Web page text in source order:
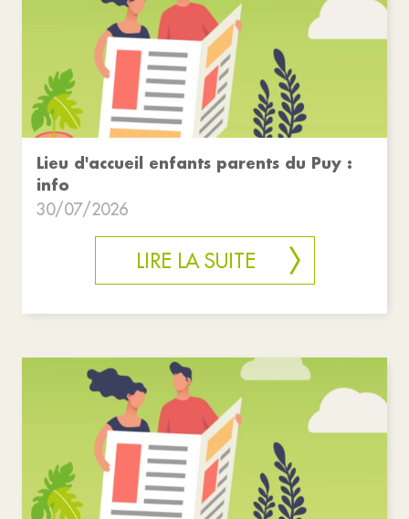
Lieu d'accueil enfants parents du Puy :
info
30/07/2026
LIRE LA SUITE